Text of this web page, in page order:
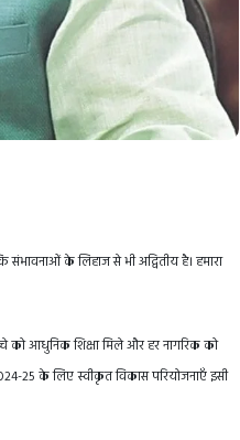
के लिहाज से भी अद्वितीय है। हमारा
को आधुनिक शिक्षा मिले और हर नागरिक को
25 के लिए स्वीकृत विकास परियोजनाएँ इसी